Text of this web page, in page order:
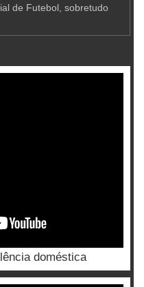
de Futebol, sobretudo
doméstica